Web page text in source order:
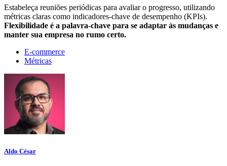
Estabeleça reuniões periódicas para avaliar o progresso, utilizando
métricas claras como indicadores-chave de desempenho (KPIs).
Flexibilidade é a palavra-chave para se adaptar às mudanças e
manter sua empresa no rumo certo.
E-commerce
Métricas
Aldo César